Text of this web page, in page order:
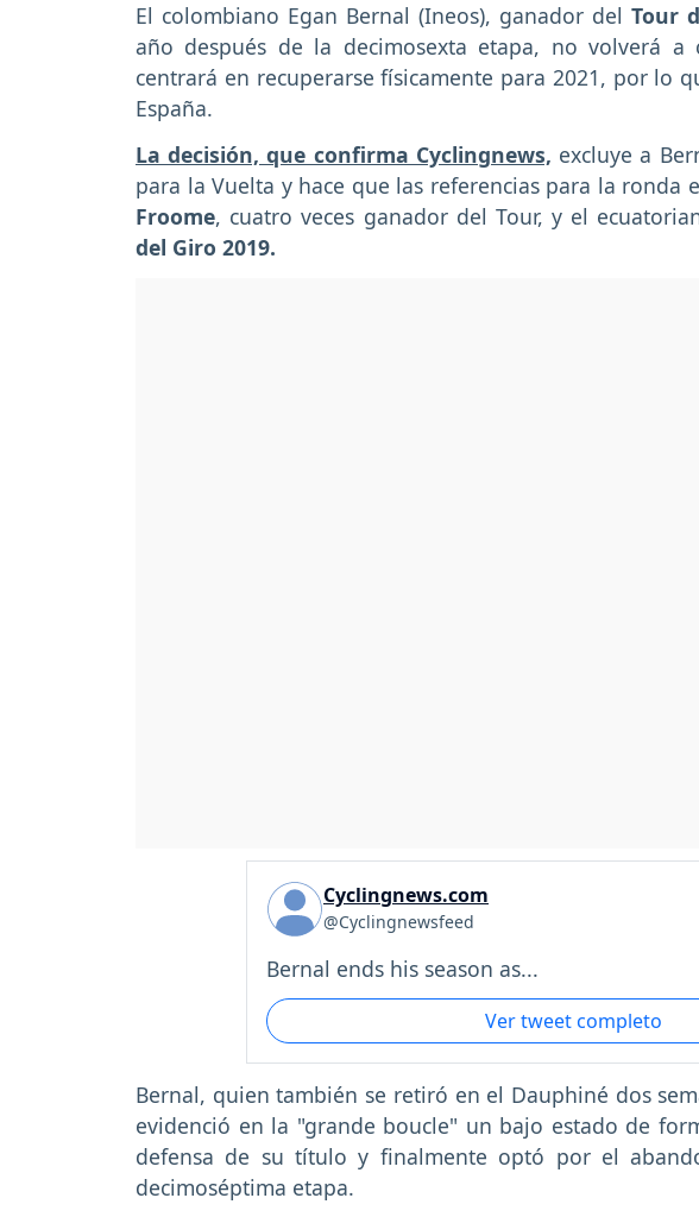
El colombiano Egan Bernal (Ineos), ganador del Tour
año después de la decimosexta etapa, no volverá a
centrará en recuperarse físicamente para 2021, por lo
España.
La decisión, que confirma Cyclingnews, excluye a
para la Vuelta y hace que las referencias para la ronda
Froome, cuatro veces ganador del Tour, y el
del Giro 2019.
Cyclingnews.com
@Cyclingnewsfeed
Bernal ends his season as...
Ver tweet completo
Bernal, quien también se retiró en el Dauphiné dos
evidenció en la "grande boucle" un bajo estado de
defensa de su título y finalmente optó por el
decimoséptima etapa.